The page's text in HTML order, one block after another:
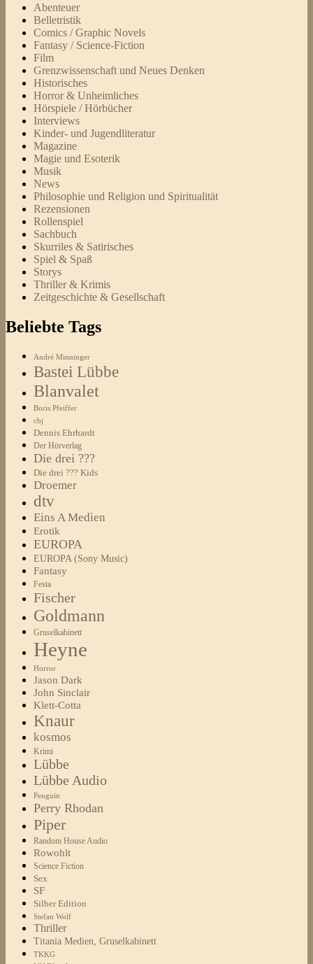
Abenteuer
Belletristik
Comics / Graphic Novels
Fantasy / Science-Fiction
Film
Grenzwissenschaft und Neues Denken
Historisches
Horror & Unheimliches
Hörspiele / Hörbücher
Interviews
Kinder- und Jugendliteratur
Magazine
Magie und Esoterik
Musik
News
Philosophie und Religion und Spiritualität
Rezensionen
Rollenspiel
Sachbuch
Skurriles & Satirisches
Spiel & Spaß
Storys
Thriller & Krimis
Zeitgeschichte & Gesellschaft
Beliebte Tags
André Minninger
Bastei Lübbe
Blanvalet
Boris Pfeiffer
cbj
Dennis Ehrhardt
Der Hörverlag
Die drei ???
Die drei ??? Kids
Droemer
dtv
Eins A Medien
Erotik
EUROPA
EUROPA (Sony Music)
Fantasy
Festa
Fischer
Goldmann
Gruselkabinett
Heyne
Horror
Jason Dark
John Sinclair
Klett-Cotta
Knaur
kosmos
Krimi
Lübbe
Lübbe Audio
Penguin
Perry Rhodan
Piper
Random House Audio
Rowohlt
Science Fiction
Sex
SF
Silber Edition
Stefan Wolf
Thriller
Titania Medien, Gruselkabinett
TKKG